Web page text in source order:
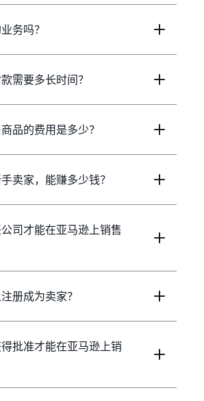
务吗？
需要多长时间？
品的费用是多少？
卖家，能赚多少钱？
司才能在亚马逊上销售
册成为卖家？
批准才能在亚马逊上销